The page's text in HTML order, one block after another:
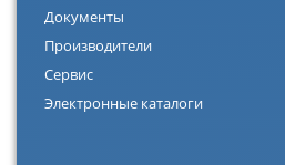
Документы
Производители
Сервис
Электронные каталоги